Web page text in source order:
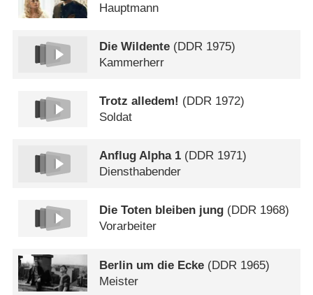
Hauptmann
Die Wildente (DDR 1975)
Kammerherr
Trotz alledem! (DDR 1972)
Soldat
Anflug Alpha 1 (DDR 1971)
Diensthabender
Die Toten bleiben jung (DDR 1968)
Vorarbeiter
Berlin um die Ecke (DDR 1965)
Meister